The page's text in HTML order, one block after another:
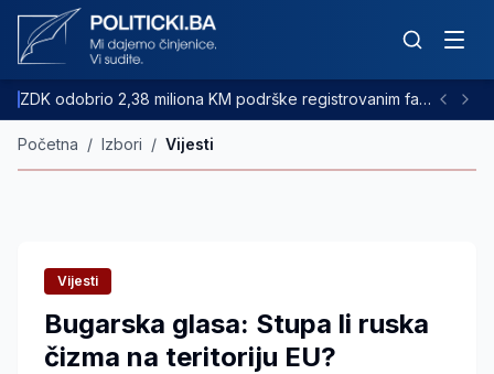
ZDK odobrio 2,38 miliona KM podrške registrovanim farmama goveda
Početna / Izbori / Vijesti
Vijesti
Bugarska glasa: Stupa li ruska
čizma na teritoriju EU?